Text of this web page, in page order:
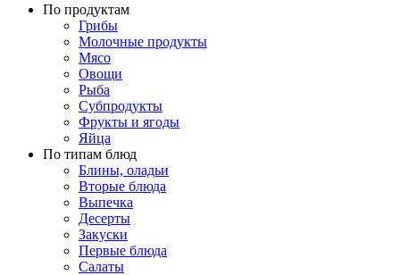
По продуктам
Грибы
Молочные продукты
Мясо
Овощи
Рыба
Субпродукты
Фрукты и ягоды
Яйца
По типам блюд
Блины, оладьи
Вторые блюда
Выпечка
Десерты
Закуски
Первые блюда
Салаты